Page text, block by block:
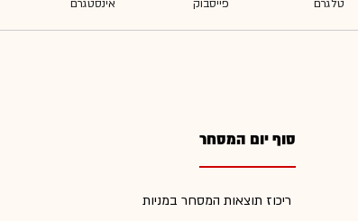
סוף יום המסחר
ריכוז תוצאות המסחר במניות